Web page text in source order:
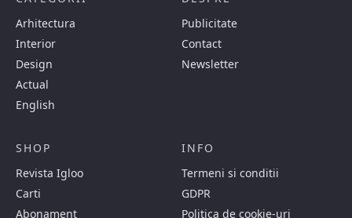
Arhitectura
Interior
Design
Actual
English
Publicitate
Contact
Newsletter
SHOP
Revista Igloo
Carti
Abonament
INFO
Termeni si conditii
GDPR
Politica de cookie-uri